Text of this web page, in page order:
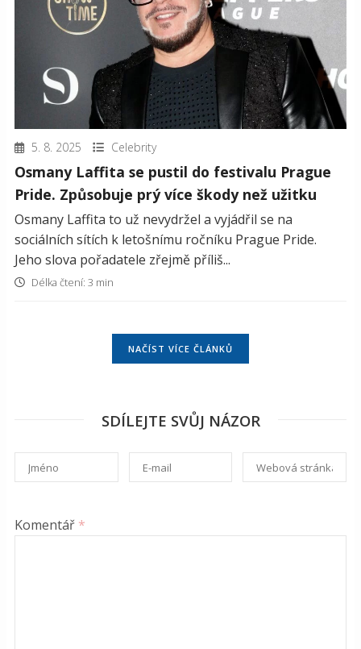
5. 8. 2025 Celebrity
Osmany Laffita se pustil do festivalu Prague
Pride. Způsobuje prý více škody než užitku
Osmany Laffita to už nevydržel a vyjádřil se na
sociálních sítích k letošnímu ročníku Prague Pride.
Jeho slova pořadatele zřejmě příliš...
Délka čtení: 3 min
NAČÍST VÍCE ČLÁNKŮ
SDÍLEJTE SVŮJ NÁZOR
Komentář *